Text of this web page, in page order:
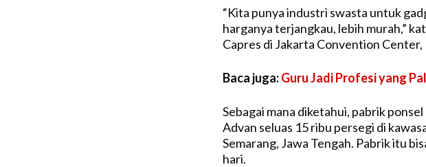
“Kita punya industri swasta untuk
harganya terjangkau, lebih murah,”
Capres di Jakarta Convention
Baca juga:Guru Jadi Profesi yang
Sebagai mana diketahui, pabrik
Advan seluas 15 ribu persegi di
Semarang, Jawa Tengah. Pabrik itu
hari.